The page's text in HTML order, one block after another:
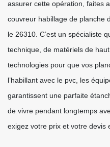
assurer cette opération, faites
couvreur habillage de planche
le 26310. C’est un spécialiste
technique, de matériels de
technologies pour que vos
l’habillant avec le pvc, les
garantissent une parfaite
de vivre pendant longtemps
exigez votre prix et votre devis